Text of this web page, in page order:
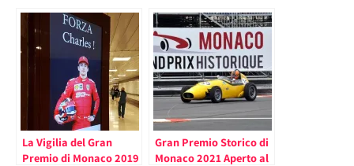
La Vigilia del Gran
Premio di Monaco 2019
Gran Premio Storico di
Monaco 2021 Aperto al